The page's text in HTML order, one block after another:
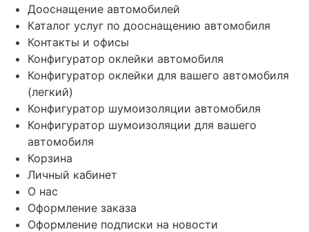
Дооснащение автомобилей
Каталог услуг по дооснащению автомобиля
Контакты и офисы
Конфигуратор оклейки автомобиля
Конфигуратор оклейки для вашего автомобиля
(легкий)
Конфигуратор шумоизоляции автомобиля
Конфигуратор шумоизоляции для вашего
автомобиля
Корзина
Личный кабинет
О нас
Оформление заказа
Оформление подписки на новости